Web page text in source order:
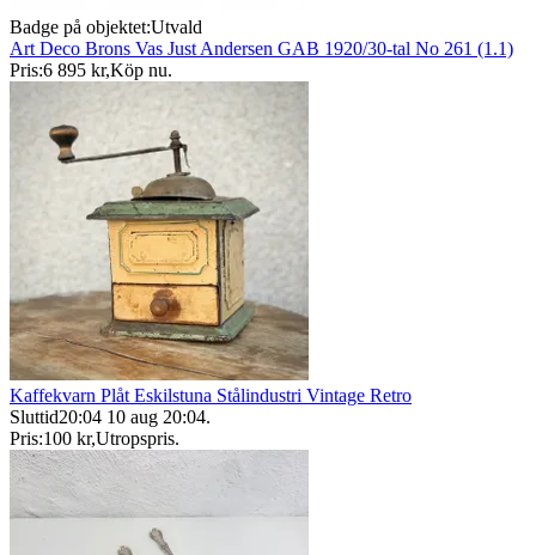
Badge på objektet:Utvald
Art Deco Brons Vas Just Andersen GAB 1920/30-tal No 261 (1.1)
Pris:6 895 kr,Köp nu.
Kaffekvarn Plåt Eskilstuna Stålindustri Vintage Retro
Sluttid20:04 10 aug 20:04.
Pris:100 kr,Utropspris.